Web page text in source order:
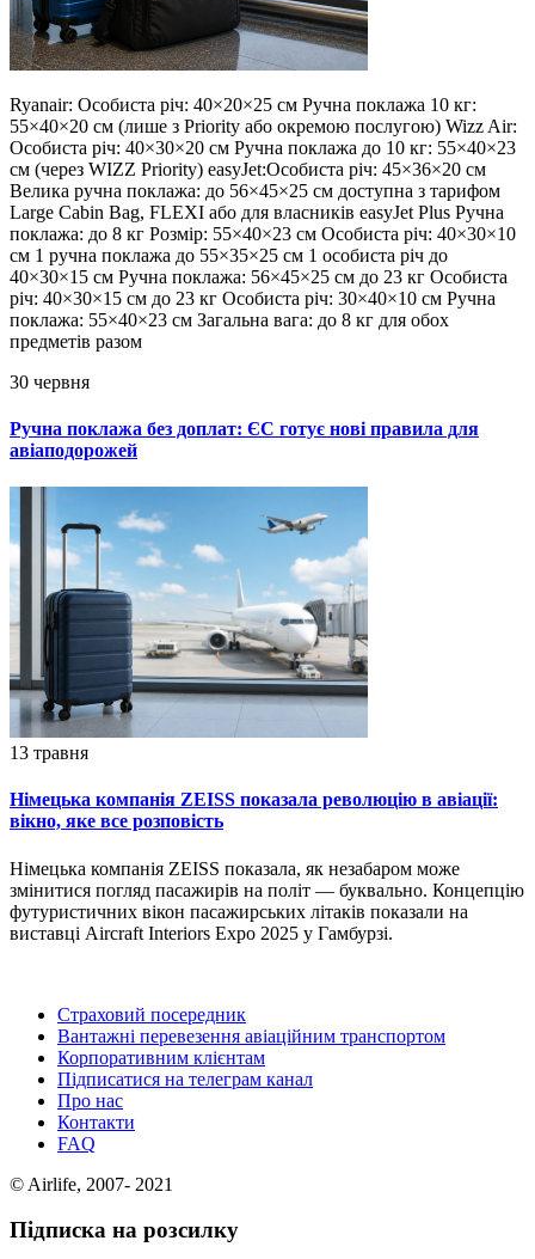
Ryanair: Особиста річ: 40×20×25 см Ручна поклажа 10 кг:
55×40×20 см (лише з Priority або окремою послугою) Wizz Air:
Особиста річ: 40×30×20 см Ручна поклажа до 10 кг: 55×40×23
см (через WIZZ Priority) easyJet:Особиста річ: 45×36×20 см
Велика ручна поклажа: до 56×45×25 см доступна з тарифом
Large Cabin Bag, FLEXI або для власників easyJet Plus Ручна
поклажа: до 8 кг Розмір: 55×40×23 см Особиста річ: 40×30×10
см 1 ручна поклажа до 55×35×25 см 1 особиста річ до
40×30×15 см Ручна поклажа: 56×45×25 см до 23 кг Особиста
річ: 40×30×15 см до 23 кг Особиста річ: 30×40×10 см Ручна
поклажа: 55×40×23 см Загальна вага: до 8 кг для обох
предметів разом
30 червня
Ручна поклажа без доплат: ЄС готує нові правила для
авіаподорожей
13 травня
Німецька компанія ZEISS показала революцію в авіації:
вікно, яке все розповість
Німецька компанія ZEISS показала, як незабаром може
змінитися погляд пасажирів на політ — буквально. Концепцію
футуристичних вікон пасажирських літаків показали на
виставці Aircraft Interiors Expo 2025 у Гамбурзі.
Страховий посередник
Вантажні перевезення авіаційним транспортом
Корпоративним клієнтам
Підписатися на телеграм канал
Про нас
Контакти
FAQ
© Airlife, 2007- 2021
Підписка на розсилку